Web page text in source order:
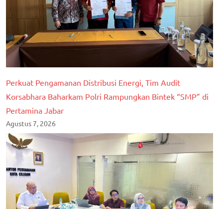
Perkuat Pengamanan Distribusi Energi, Tim Audit
Korsabhara Baharkam Polri Rampungkan Bintek “SMP” di
Pertamina Jabar
Agustus 7, 2026